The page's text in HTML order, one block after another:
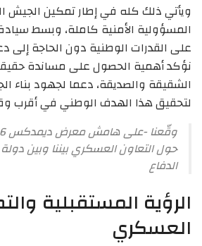
ويأتي ذلك كله في إطار تمكين الجيش
المسؤولية الأمنية كاملة، وبسط سيادة
على القدرات الوطنية دون الحاجة إلى
نؤكد أهمية الحصول على مساندة
الشقيقة والصديقة، دعما لجهود بناء
لتحقيق هذا الهدف الوطني في أقرب
حول التعاون العسكري بيننا وبين
الدفاع
الرؤية المستقبلية
العسكري